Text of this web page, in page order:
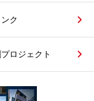
ク
ロジェクト